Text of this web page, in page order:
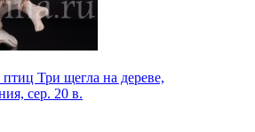
Три щегла на дереве,
сер. 20 в.